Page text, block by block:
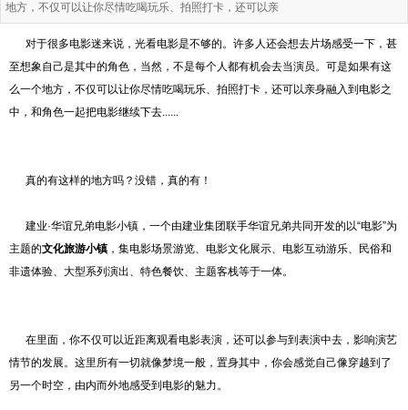
地方，不仅可以让你尽情吃喝玩乐、拍照打卡，还可以亲
对于很多电影迷来说，光看电影是不够的。许多人还会想去片场感受一下，甚
至想象自己是其中的角色，当然，不是每个人都有机会去当演员。可是如果有这
么一个地方，不仅可以让你尽情吃喝玩乐、拍照打卡，还可以亲身融入到电影之
中，和角色一起把电影继续下去......
真的有这样的地方吗？没错，真的有！
建业·华谊兄弟电影小镇，一个由建业集团联手华谊兄弟共同开发的以“电影”为
主题的文化旅游小镇 ，集电影场景游览、电影文化展示、电影互动游乐、民俗和
非遗体验、大型系列演出、特色餐饮、主题客栈等于一体。
在里面，你不仅可以近距离观看电影表演，还可以参与到表演中去，影响演艺
情节的发展。这里所有一切就像梦境一般，置身其中，你会感觉自己像穿越到了
另一个时空，由内而外地感受到电影的魅力。